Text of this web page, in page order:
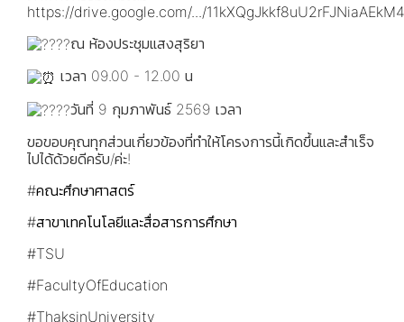
https://drive.google.com/.../
ณ ห้องประชุมแสงสุริยา
เวลา 09.00 - 12.00 น
วันที่ 9 กุมภาพันธ์ 2569 เวลา
ขอขอบคุณทุกส่วนเกี่ยวข้องที่ทำให้โครงการนี้เกิดขึ้นและสำเร็จ
ไปได้ด้วยดีครับ/ค่ะ!
#คณะศึกษาศาสตร์
#สาขาเทคโนโลยีและสื่อสารการศึกษา
#TSU
#FacultyOfEducation
#ThaksinUniversity